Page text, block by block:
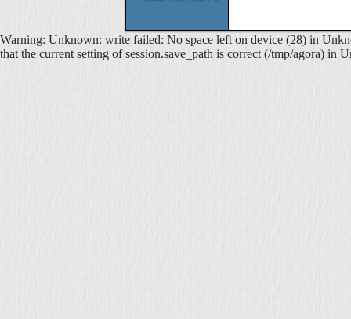
Warning: Unknown: write failed: No space left on device (28) in
that the current setting of session.save_path is correct (/tmp/agora) in